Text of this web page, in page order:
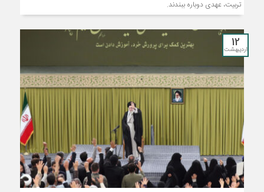
تربیت، عهدی دوباره ببندند.
12
اردیبهشت